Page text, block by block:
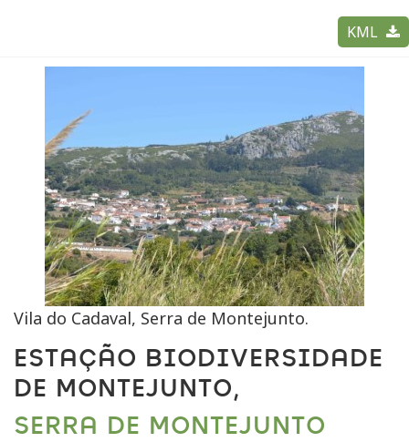
KML
Vila do Cadaval, Serra de Montejunto.
ESTAÇÃO BIODIVERSIDADE
DE MONTEJUNTO,
SERRA DE MONTEJUNTO